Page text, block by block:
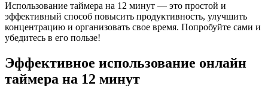
Использование таймера на 12 минут — это простой и
эффективный способ повысить продуктивность, улучшить
концентрацию и организовать свое время. Попробуйте сами и
убедитесь в его пользе!
Эффективное использование онлайн
таймера на 12 минут